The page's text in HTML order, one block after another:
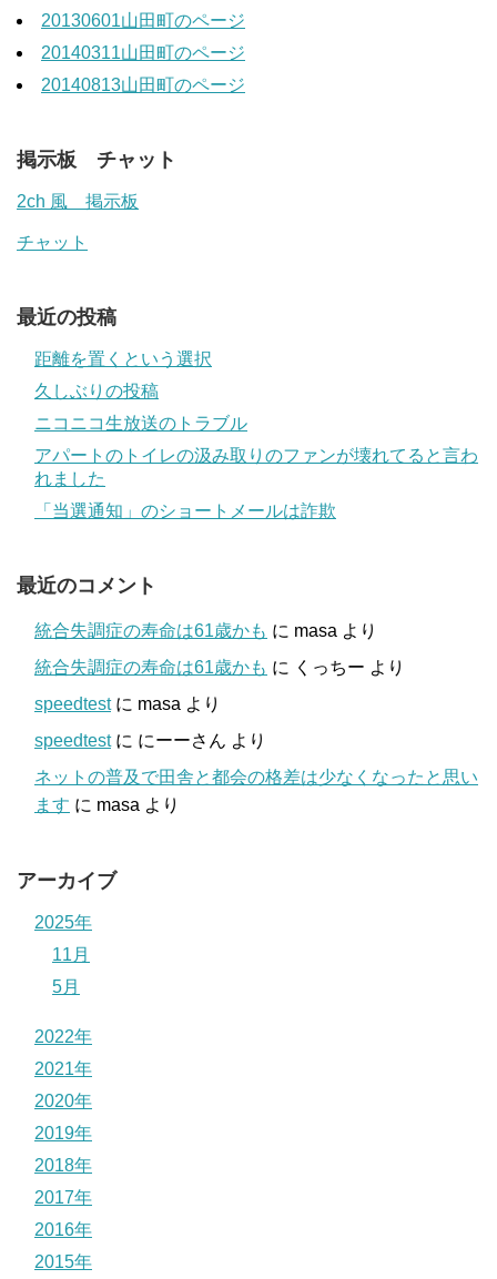
20130601山田町のページ
20140311山田町のページ
20140813山田町のページ
掲示板 チャット
2ch 風 掲示板
チャット
最近の投稿
距離を置くという選択
久しぶりの投稿
ニコニコ生放送のトラブル
アパートのトイレの汲み取りのファンが壊れてると言わ
れました
「当選通知」のショートメールは詐欺
最近のコメント
統合失調症の寿命は61歳かも に masa より
統合失調症の寿命は61歳かも に くっちー より
speedtestに masa より
speedtestに にーーさん より
ネットの普及で田舎と都会の格差は少なくなったと思い
ます に masa より
アーカイブ
2025年
11月
5月
2022年
2021年
2020年
2019年
2018年
2017年
2016年
2015年